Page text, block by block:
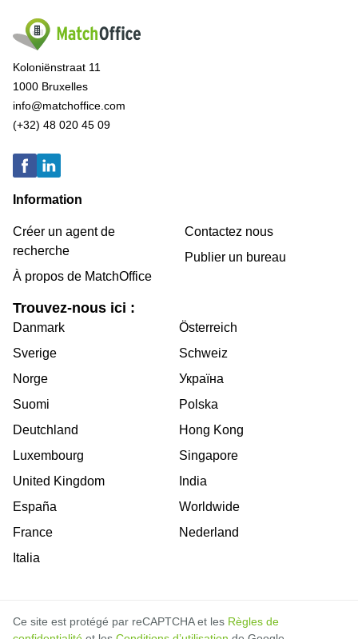
Koloniënstraat 11
1000 Bruxelles
info@matchoffice.com
(+32) 48 020 45 09
Information
Créer un agent de
recherche
À propos de MatchOffice
Contactez nous
Publier un bureau
Trouvez-nous ici :
Danmark
Sverige
Norge
Suomi
Deutchland
Luxembourg
United Kingdom
España
France
Italia
Österreich
Schweiz
Україна
Polska
Hong Kong
Singapore
India
Worldwide
Nederland
Ce site est protégé par reCAPTCHA et les Règles de